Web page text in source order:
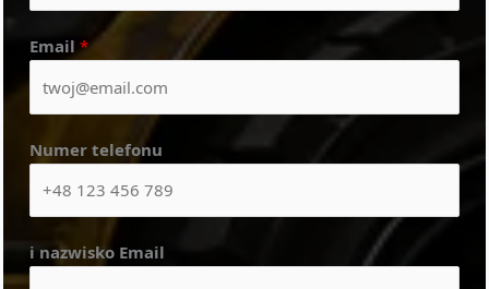
Email *
Numer telefonu
i nazwisko Email